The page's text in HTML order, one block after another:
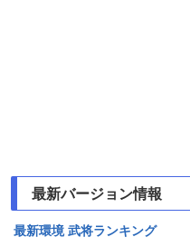
最新バージョン情報
最新環境 武将ランキング